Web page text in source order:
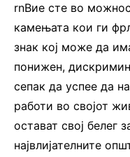
rnВие сте во
камењата кои ги
знак кој може да
понижен,
сепак да успее да
работи во својот
остават свој белег
највлијателните